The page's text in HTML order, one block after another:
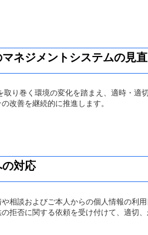
ネジメントシステムの見
取り巻く環境の変化を踏まえ、適時・適
改善を継続的に推進します。
対応
相談およびご本人からの個人情報の利
拒否に関する依頼を受け付けて、適切